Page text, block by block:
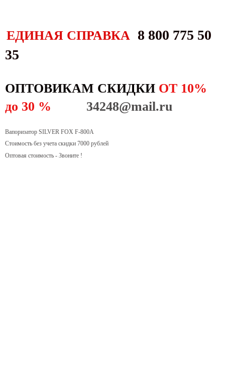
ЕДИНАЯ СПРАВКА 8 800 775 50
35
ОПТОВИКАМ СКИДКИ ОТ 10%
до 30 % 34248@mail.ru
Вапоризатор SILVER FOX F-800A
Стоимость без учета скидки 7000 рублей
Оптовая стоимость - Звоните !